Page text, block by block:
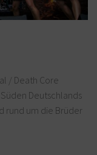
/ Death Core
Deutschlands
rund um die Brüder